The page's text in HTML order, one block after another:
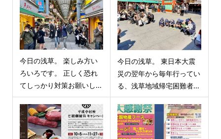
今日の浅草。 楽しみ方い
ろいろです。 正しく恐れ
てしっかり対策お願いし...
今日の浅草。 東日本大震
災の翌年から毎年行ってい
る、浅草地域帰宅困難者...